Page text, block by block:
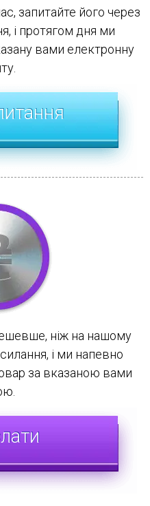
запитайте його через
і протягом дня ми
вами електронну
ніж на нашому
і ми напевно
за вказаною вами